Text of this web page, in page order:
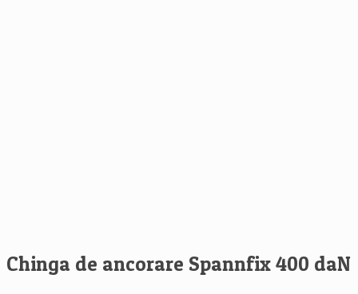
Chinga de ancorare Spannfix 400 daN